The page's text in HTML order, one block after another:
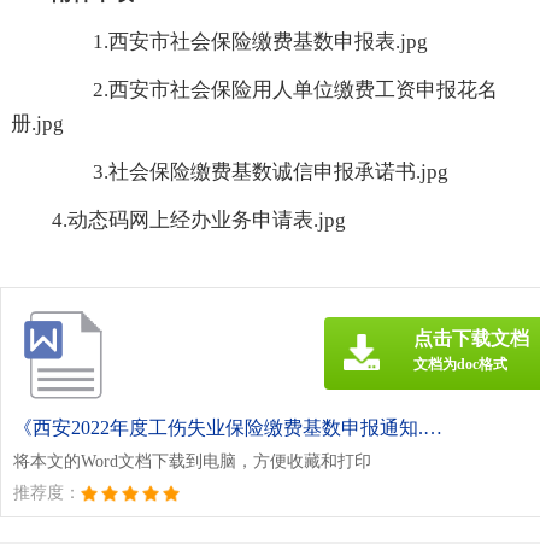
1.西安市社会保险缴费基数申报表.jpg
2.西安市社会保险用人单位缴费工资申报花名
册.jpg
3.社会保险缴费基数诚信申报承诺书.jpg
4.动态码网上经办业务申请表.jpg
《西安2022年度工伤失业保险缴费基数申报通知.doc》
将本文的Word文档下载到电脑，方便收藏和打印
推荐度：
点击下载文档
文档为doc格式